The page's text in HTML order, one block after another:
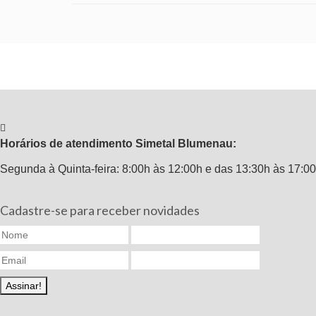
Horários de atendimento Simetal Blumenau:
Segunda à Quinta-feira: 8:00h às 12:00h e das 13:30h às
Cadastre-se para receber novidades